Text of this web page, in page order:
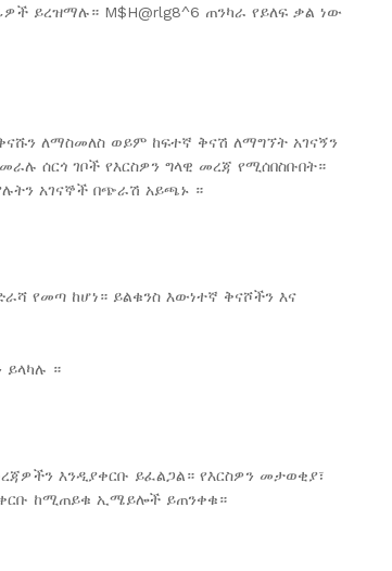
ይረዝማሉ። M$H@rlg8^6 ጠንካራ የይለፍ ቃል ነው
ለማስመለስ ወይም ከፍተኛ ቅናሽ ለማግኘት አገናኝን
ሰርጎ ገቦች የእርስዎን ግላዊ መረጃ የሚሰበስቡበት።
አገናኞች በጭራሽ አይጫኑ ።
የመጣ ከሆነ። ይልቁንስ እውነተኛ ቅናሾችን እና
።
እንዲያቀርቡ ይፈልጋል። የእርስዎን መታወቂያ፣
ከሚጠይቁ ኢሜይሎች ይጠንቀቁ።